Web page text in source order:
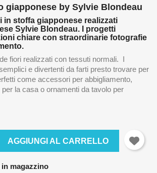
giapponese by Sylvie Blondeau
in stoffa giapponese realizzati
Sylvie Blondeau. I progetti
chiare con straordinarie fotografie
fiori realizzati con tessuti normali. I
e divertenti da farti presto trovare per
come accessori per abbigliamento,
la casa o ornamenti da tavolo per
AGGIUNGI AL CARRELLO
magazzino